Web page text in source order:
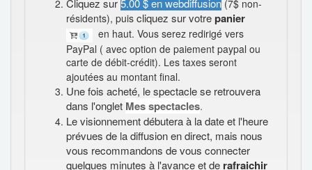
Cliquez sur5.00 $ en webdiffusion (7$ non-
résidents), puis cliquez sur votrepanier
en haut. Vous serez redirigé vers
PayPal ( avec option de paiement paypal ou
carte de débit-crédit). Les taxes seront
ajoutées au montant final.
Une fois acheté, le spectacle se retrouvera
dans l'onglet Mes spectacles.
Le visionnement débutera à la date et l'heure
prévues de la diffusion en direct, mais nous
vous recommandons de vous connecter
quelques minutes à l'avance et de rafraichir